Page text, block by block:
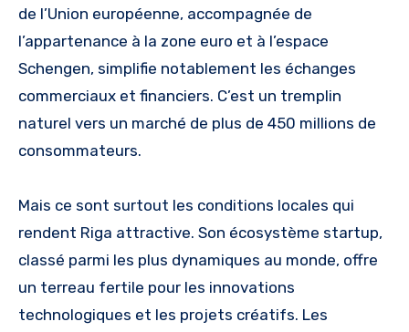
de l’Union européenne, accompagnée de
l’appartenance à la zone euro et à l’espace
Schengen, simplifie notablement les échanges
commerciaux et financiers. C’est un tremplin
naturel vers un marché de plus de 450 millions de
consommateurs.
Mais ce sont surtout les conditions locales qui
rendent Riga attractive. Son écosystème startup,
classé parmi les plus dynamiques au monde, offre
un terreau fertile pour les innovations
technologiques et les projets créatifs. Les